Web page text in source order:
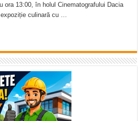
ora 13:00, în holul Cinematografului Dacia
culinară cu …